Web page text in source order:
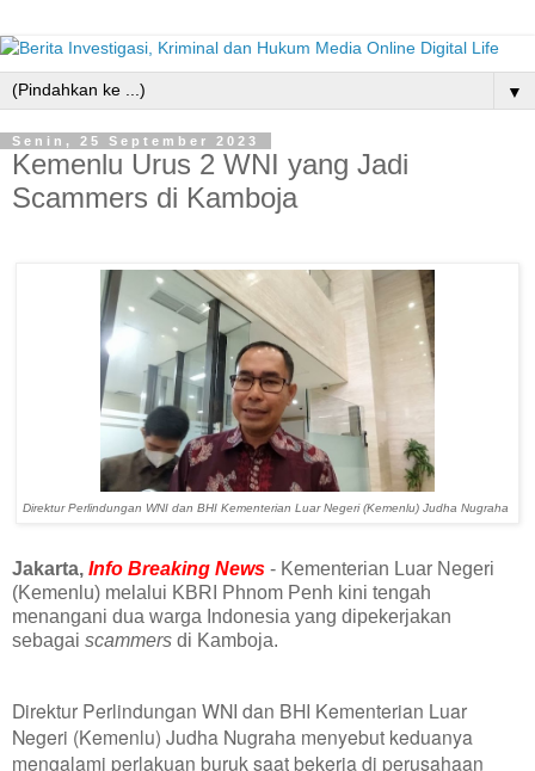
▼
Senin, 25 September 2023
Kemenlu Urus 2 WNI yang Jadi
Scammers di Kamboja
Direktur Perlindungan WNI dan BHI Kementerian Luar Negeri (Kemenlu) Judha Nugraha
Jakarta, Info Breaking News - Kementerian Luar Negeri
(Kemenlu) melalui KBRI Phnom Penh kini tengah
menangani dua warga Indonesia yang dipekerjakan
sebagai scammers di Kamboja.
Direktur Perlindungan WNI dan BHI Kementerian Luar
Negeri (Kemenlu) Judha Nugraha menyebut keduanya
mengalami perlakuan buruk saat bekerja di perusahaan